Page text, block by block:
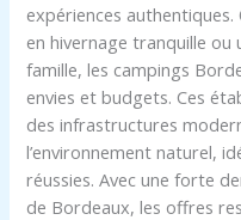
expériences
en hivernage tranquille ou
famille, les campings
envies et budgets. Ces
des infrastructures
l’environnement naturel,
réussies. Avec une forte
de Bordeaux, les offres